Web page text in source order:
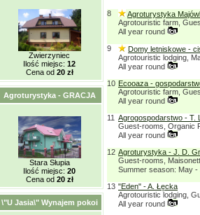
Zwierzyniec
Ilość miejsc: 12
Cena od 20 zł
Agroturystyka - GRACJA
Stara Słupia
Ilość miejsc: 20
Cena od 20 zł
\"U Jasia\" Wynajem pokoi
8
Agroturystyka
Agrotouristic farm,
All year round
9
Domy letniskowe -
Agrotouristic lodging,
All year round
10 Ecooaza -
Agrotouristic farm,
All year round
11 Agrogospodarstwo - T.
Guest-rooms, Organic
All year round
12 Agroturystyka - J. D.
Guest-rooms,
Summer season: May -
13 "Eden" - A. Łęcka
Agrotouristic lodging,
All year round